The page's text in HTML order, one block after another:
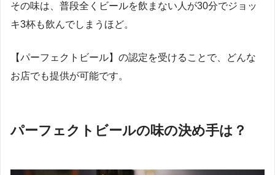
その味は、普段全くビールを飲まない人が30分でジョッ
キ3杯も飲んでしまうほど。
【パーフェクトビール】の認定を受けることで、どんな
お店でも提供が可能です。
パーフェクトビールの味の決め手は？